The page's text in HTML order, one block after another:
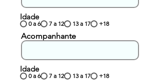
Idade
0 a 6 7 a 12 13 a 17 +18
Acompanhante
Idade
0 a 6 7 a 12 13 a 17 +18